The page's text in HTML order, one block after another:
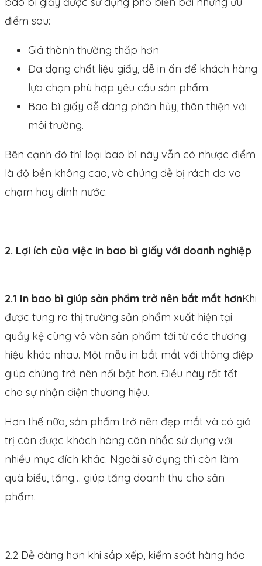
điểm sau:
Giá thành thường thấp hơn
Đa dạng chất liệu giấy, dễ in ấn để khách hàng
lựa chọn phù hợp yêu cầu sản phẩm.
Bao bì giấy dễ dàng phân hủy, thân thiện với
môi trường.
Bên cạnh đó thì loại bao bì này vẫn có nhược điểm
là độ bền không cao, và chúng dễ bị rách do va
chạm hay dính nước.
2. Lợi ích của việc in bao bì giấy với doanh nghiệp
2.1 In bao bì giúp sản phẩm trở nên bắt mắt hơnKhi
được tung ra thị trường sản phẩm xuất hiện tại
quầy kệ cùng vô vàn sản phẩm tới từ các thương
hiệu khác nhau. Một mẫu in bắt mắt với thông điệp
giúp chúng trở nên nổi bật hơn. Điều này rất tốt
cho sự nhận diện thương hiệu.
Hơn thế nữa, sản phẩm trở nên đẹp mắt và có giá
trị còn được khách hàng cân nhắc sử dụng với
nhiều mục đích khác. Ngoài sử dụng thì còn làm
quà biếu, tặng… giúp tăng doanh thu cho sản
phẩm.
2.2 Dễ dàng hơn khi sắp xếp, kiểm soát hàng hóa